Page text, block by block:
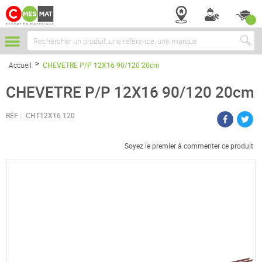
Chercher
Accueil CHEVETRE P/P 12X16 90/120 20cm
CHEVETRE P/P 12X16 90/120 20cm
RÉF : CHT12X16 120
Soyez le premier à commenter ce produit
Passer